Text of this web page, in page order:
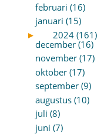
februari (16)
januari (15)
►
2024 (161)
december (16)
november (17)
oktober (17)
september (9)
augustus (10)
juli (8)
juni (7)